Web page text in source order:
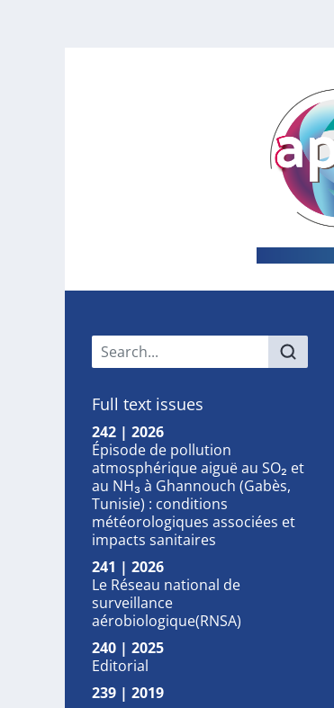
Main menu
Full text issues
242 | 2026
Épisode de pollution
atmosphérique aiguë au SO₂ et
au NH₃ à Ghannouch (Gabès,
Tunisie) : conditions
météorologiques associées et
impacts sanitaires
241 | 2026
Le Réseau national de
surveillance
aérobiologique(RNSA)
240 | 2025
Editorial
239 | 2019